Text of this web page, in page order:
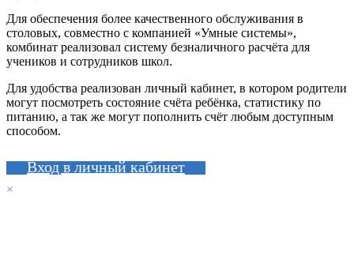
Для обеспечения более качественного обслуживания в
столовых, совместно с компанией «Умные системы»,
комбинат реализовал систему безналичного расчёта для
учеников и сотрудников школ.
Для удобства реализован личный кабинет, в котором родители
могут посмотреть состояние счёта ребёнка, статистику по
питанию, а так же могут пополнить счёт любым доступным
способом.
Вход в личный кабинет
×